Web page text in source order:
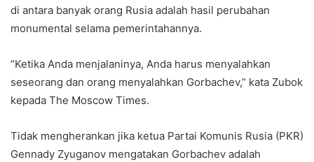
di antara banyak orang Rusia adalah hasil perubahan
monumental selama pemerintahannya.
“Ketika Anda menjalaninya, Anda harus menyalahkan
seseorang dan orang menyalahkan Gorbachev,” kata Zubok
kepada The Moscow Times.
Tidak mengherankan jika ketua Partai Komunis Rusia (PKR)
Gennady Zyuganov mengatakan Gorbachev adalah